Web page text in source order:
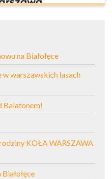
na Białołęce
w warszawskich lasach
Balatonem!
KOŁA WARSZAWA